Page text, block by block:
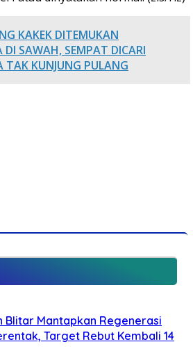
KAKEK DITEMUKAN
SAWAH, SEMPAT DICARI
TAK KUNJUNG PULANG
Blitar Mantapkan Regenerasi
Target Rebut Kembali 14